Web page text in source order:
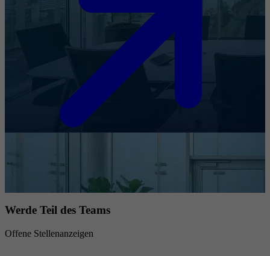
Werde Teil des Teams
Offene Stellenanzeigen